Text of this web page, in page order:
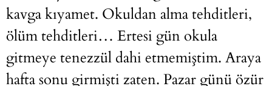
kavga kıyamet. Okuldan alma tehditleri,
ölüm tehditleri… Ertesi gün okula
gitmeye tenezzül dahi etmemiştim. Araya
hafta sonu girmişti zaten. Pazar günü özür